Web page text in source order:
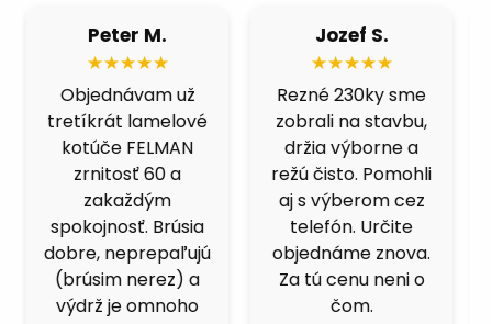
Róbert H.
★★★★★
Fíbre 80 nás
celkom prekvapili.
Brúsime čiernu
ocel a berú fest
dobre, nepália a
nenechávajú
stopu. Čoskoro
objednáme dalšie.
Fero B.
★★★★★
Výborná cena a
kvalita. Skúšal som
viacero obchodov,
ale kotucovo má
fakt dobrý pomer.
125ky premium
inox idú ako do
masla.